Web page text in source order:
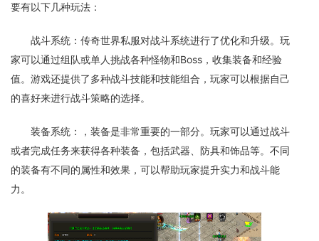
要有以下几种玩法：
战斗系统：传奇世界私服对战斗系统进行了优化和升级。玩
家可以通过组队或单人挑战各种怪物和Boss，收集装备和经验
值。游戏还提供了多种战斗技能和技能组合，玩家可以根据自己
的喜好来进行战斗策略的选择。
装备系统：，装备是非常重要的一部分。玩家可以通过战斗
或者完成任务来获得各种装备，包括武器、防具和饰品等。不同
的装备有不同的属性和效果，可以帮助玩家提升实力和战斗能
力。